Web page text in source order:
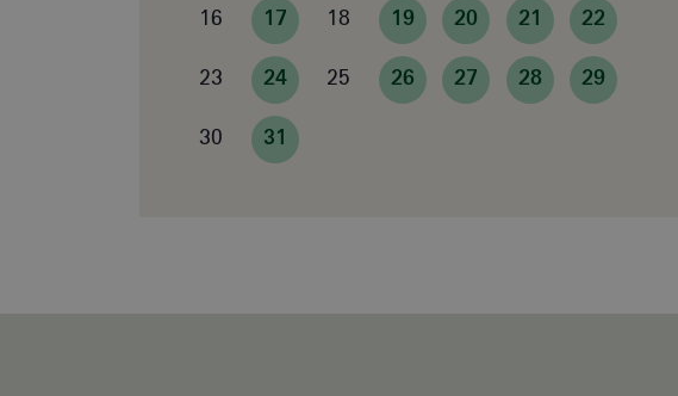
16
17 18 19 20 21
22
23
24 25 26 27 28
29
30
31